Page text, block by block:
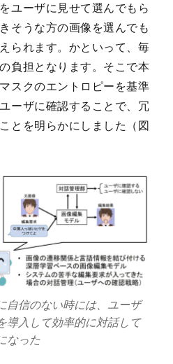
ユーザに見せて選んでもら
そうな方の画像を選んでも
られます。かといって、毎
負担となります。そこで本
スクのエントロピーを基準
ーザに確認することで、冗
とを明らかにしました（図
自信のない時には、ユーザ
導入して効率的に対話して
なった